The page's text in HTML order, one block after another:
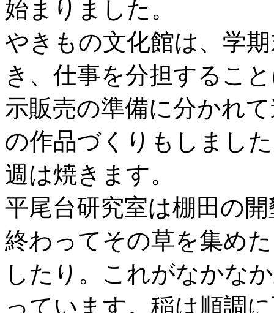
始まりました。
やきもの文化館は、学
き、仕事を分担するこ
示販売の準備に分かれ
の作品づくりもしまし
週は焼きます。
平尾台研究室は棚田の
終わってその草を集め
したり。これがなかな
っています。稲は順調